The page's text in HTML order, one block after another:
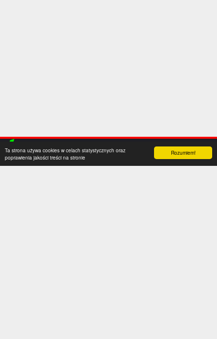
Rozumiem!
Ta strona używa cookies w celach statystycznych oraz
poprawienia jakości treści na stronie